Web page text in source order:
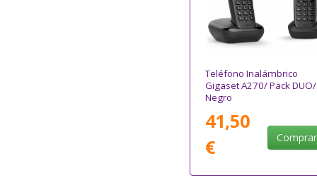
Teléfono Inalámbrico
Gigaset A270/ Pack DUO/
Negro
41,50
€
Comprar